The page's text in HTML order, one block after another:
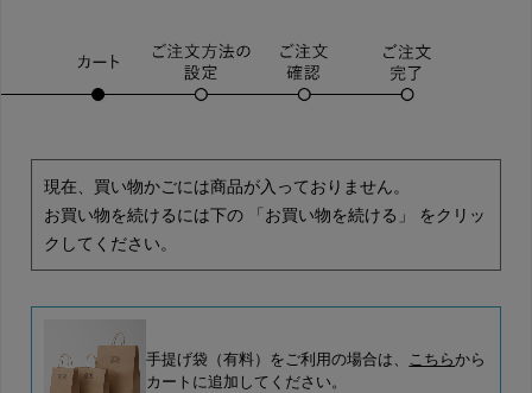
現在、買い物かごには商品が入っておりません。
お買い物を続けるには下の 「お買い物を続ける」 をクリッ
クしてください。
手提げ袋（有料）をご利用の場合は、 こちらから
カートに追加してください。